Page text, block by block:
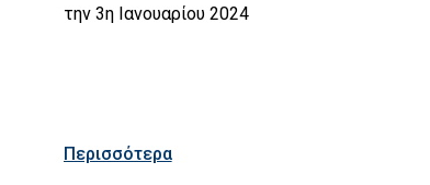
την 3η Ιανουαρίου 2024
Περισσότερα